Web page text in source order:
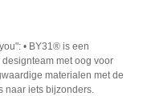
• BY31® is een
met oog voor
materialen met de
naar iets bijzonders.